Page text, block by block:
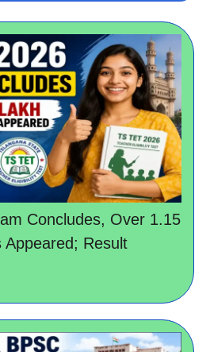
Concludes, Over 1.15
Appeared; Result